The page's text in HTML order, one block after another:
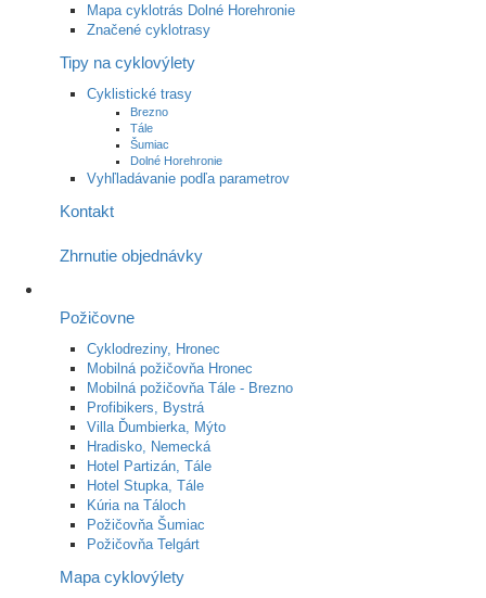
Mapa cyklotrás Dolné Horehronie
Značené cyklotrasy
Tipy na cyklovýlety
Cyklistické trasy
Brezno
Tále
Šumiac
Dolné Horehronie
Vyhľladávanie podľa parametrov
Kontakt
Zhrnutie objednávky
Požičovne
Cyklodreziny, Hronec
Mobilná požičovňa Hronec
Mobilná požičovňa Tále - Brezno
Profibikers, Bystrá
Villa Ďumbierka, Mýto
Hradisko, Nemecká
Hotel Partizán, Tále
Hotel Stupka, Tále
Kúria na Táloch
Požičovňa Šumiac
Požičovňa Telgárt
Mapa cyklovýlety